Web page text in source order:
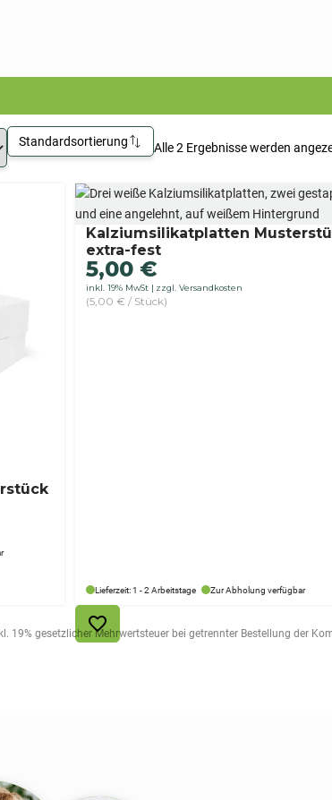
Standardsortierung Alle 2 Ergebnisse werden
Kalziumsilikatplatten
extra-fest
5,00 €
inkl. 19% MwSt zzgl. Versandkosten
(5,00 € / Stück)
Lieferzeit: 1 - 2 Arbeitstage Zur Abholung verfügbar
19% gesetzlicher Mehrwertsteuer bei getrennter Bestellung der